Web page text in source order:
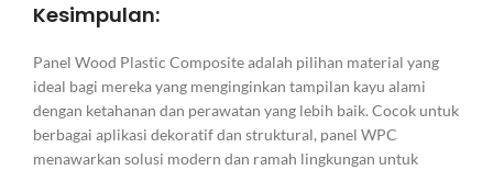
Kesimpulan:
Panel Wood Plastic Composite adalah pilihan material yang
ideal bagi mereka yang menginginkan tampilan kayu alami
dengan ketahanan dan perawatan yang lebih baik. Cocok untuk
berbagai aplikasi dekoratif dan struktural, panel WPC
menawarkan solusi modern dan ramah lingkungan untuk